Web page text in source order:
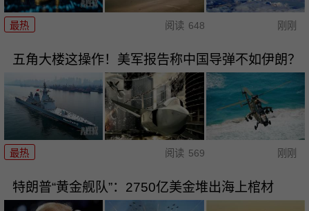
最热 阅读 648 刚刚
五角大楼这操作！美军报告称中国导弹不如伊朗？
最热 阅读 569 刚刚
特朗普“黄金舰队”：2750亿美金堆出海上棺材